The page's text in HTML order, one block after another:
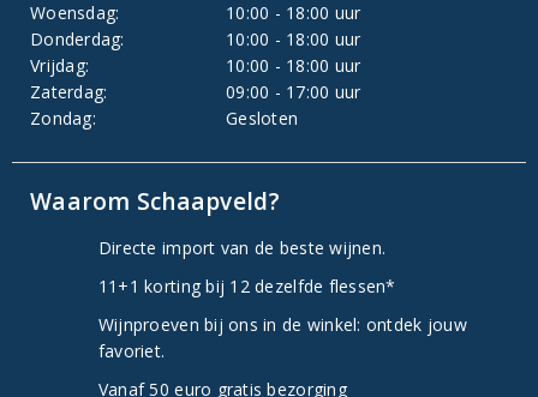
Woensdag:
10:00 - 18:00 uur
Donderdag:
10:00 - 18:00 uur
Vrijdag:
10:00 - 18:00 uur
Zaterdag:
09:00 - 17:00 uur
Zondag:
Gesloten
Waarom Schaapveld?
Directe import van de beste wijnen.
11+1 korting bij 12 dezelfde flessen*
Wijnproeven bij ons in de winkel: ontdek jouw
favoriet.
Vanaf 50 euro gratis bezorging